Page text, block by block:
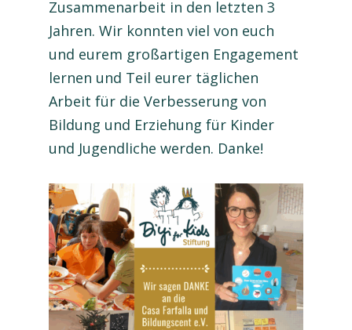
Zusammenarbeit in den letzten 3
Jahren. Wir konnten viel von euch
und eurem großartigen Engagement
lernen und Teil eurer täglichen
Arbeit für die Verbesserung von
Bildung und Erziehung für Kinder
und Jugendliche werden. Danke!